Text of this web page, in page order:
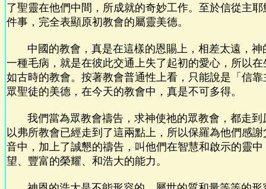
了聖靈在他們中間，所成就的奇妙工作。至於信從主
件事，完全表顯原初教會的屬靈美德。
中國的教會，真是在這樣的恩賜上，相差太遠，神
一種毛病，就是在彼此交通上失了起初的愛心，所以
如古時的教會。按著教會普通性上看，只能說是「信
眾聖徒的美德，在今天的教會中，真是不可多得。
我們當為眾教會禱告，求神使祂的眾教會，都走到
以弗所教會已經走到了這兩點上，所以保羅為他們感
音中，加上了誠懇的禱告，叫他們在智慧和啟示的靈
望、豐富的榮耀、和浩大的能力。